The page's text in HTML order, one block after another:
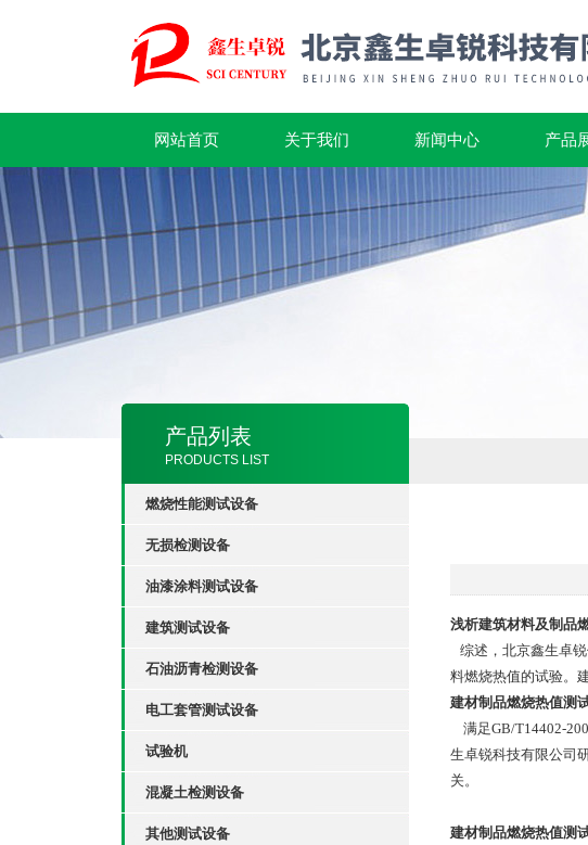
网站首页 关于我们 新闻中心 产品
产品列表
PRODUCTS LIST
燃烧性能测试设备
无损检测设备
油漆涂料测试设备
建筑测试设备
石油沥青检测设备
电工套管测试设备
试验机
混凝土检测设备
其他测试设备
浅析建筑材料及制品
综述，北京鑫生卓
料燃烧热值的试验。
建材制品燃烧热值测
满足GB/T14402-
生卓锐科技有限公司
关。
建材制品燃烧热值测